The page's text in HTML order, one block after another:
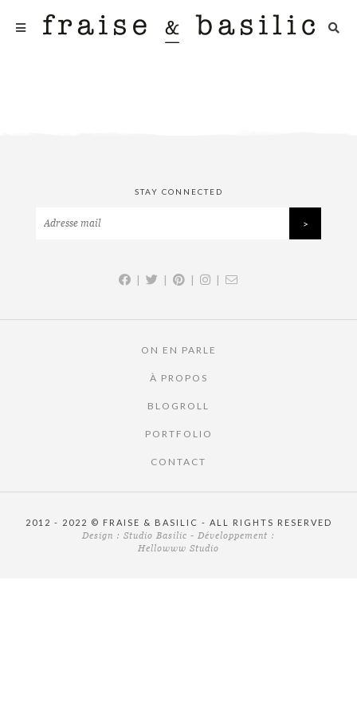
STAY CONNECTED
| | | |
ON EN PARLE
À PROPOS
BLOGROLL
PORTFOLIO
CONTACT
2012 - 2022 © FRAISE & BASILIC - ALL RIGHTS RESERVED
Design : Studio Basilic - Développement :
Hellowww Studio